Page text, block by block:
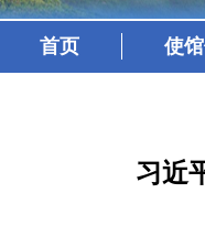
首页 使
习近